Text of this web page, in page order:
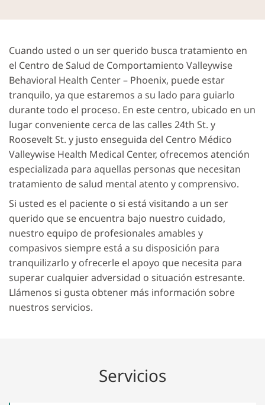
Cuando usted o un ser querido busca tratamiento en
el Centro de Salud de Comportamiento Valleywise
Behavioral Health Center – Phoenix, puede estar
tranquilo, ya que estaremos a su lado para guiarlo
durante todo el proceso. En este centro, ubicado en un
lugar conveniente cerca de las calles 24th St. y
Roosevelt St. y justo enseguida del Centro Médico
Valleywise Health Medical Center, ofrecemos atención
especializada para aquellas personas que necesitan
tratamiento de salud mental atento y comprensivo.
Si usted es el paciente o si está visitando a un ser
querido que se encuentra bajo nuestro cuidado,
nuestro equipo de profesionales amables y
compasivos siempre está a su disposición para
tranquilizarlo y ofrecerle el apoyo que necesita para
superar cualquier adversidad o situación estresante.
Llámenos si gusta obtener más información sobre
nuestros servicios.
Servicios